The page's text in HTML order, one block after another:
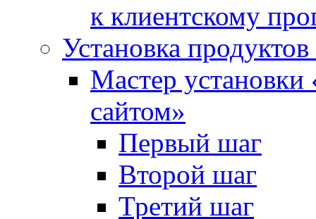
к клиентскому
Установка
Мастер
сайтом»
Первый шаг
Второй шаг
Третий шаг